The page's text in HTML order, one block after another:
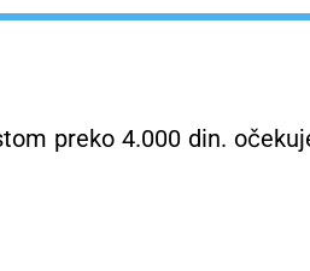
preko 4.000 din.